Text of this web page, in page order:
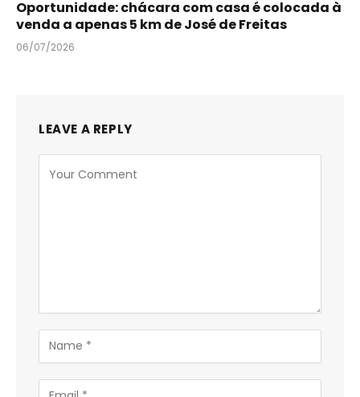
Oportunidade: chácara com casa é colocada à
venda a apenas 5 km de José de Freitas
06/07/2026
LEAVE A REPLY